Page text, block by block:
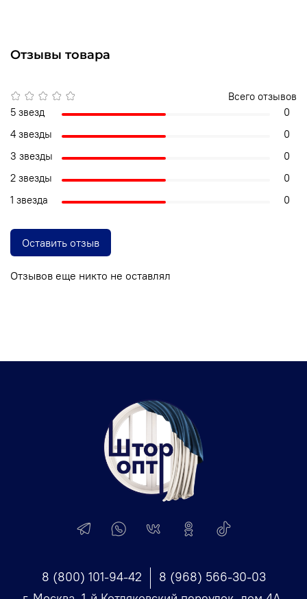
Отзывы товара
Отзывов еще никто не оставлял
Всего отзывов
5 звезд
0
4 звезды
0
3 звезды
0
2 звезды
0
1 звезда
0
Оставить отзыв
8 (800) 101-94-42
8 (968) 566-30-03